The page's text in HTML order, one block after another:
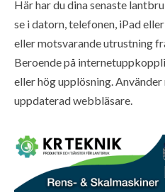
Här har du dina senaste
se i datorn, telefonen, iPad
eller motsvarande utrustning
Beroende på
eller hög upplösning. Använder
uppdaterad webbläsare.